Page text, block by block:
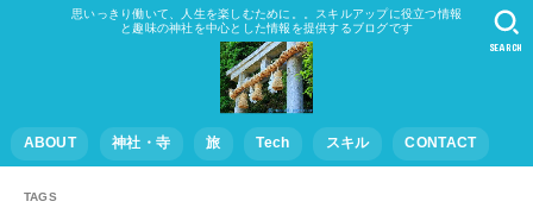
思いっきり働いて、人生を楽しむために。。スキルアップに役立つ情報
と趣味の神社を中心とした情報を提供するブログです
ABOUT 神社・寺 旅 Tech スキル CONTACT
SEARCH